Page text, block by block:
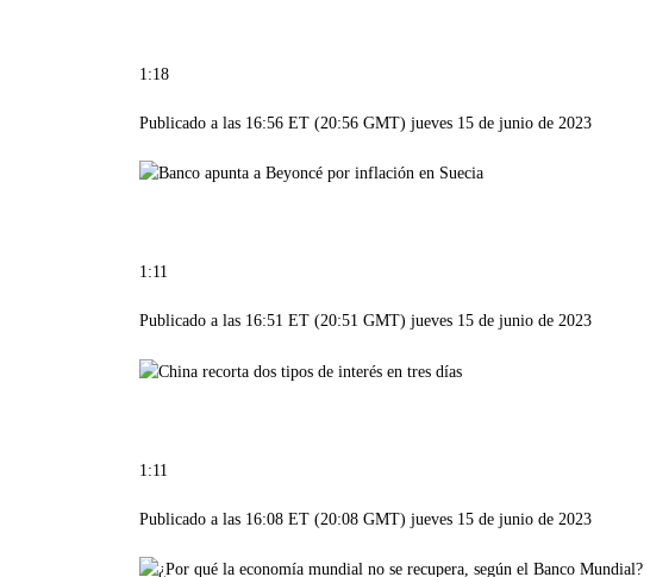
1:18
Publicado a las 16:56 ET (20:56 GMT) jueves 15 de junio de 2023
1:11
Publicado a las 16:51 ET (20:51 GMT) jueves 15 de junio de 2023
1:11
Publicado a las 16:08 ET (20:08 GMT) jueves 15 de junio de 2023